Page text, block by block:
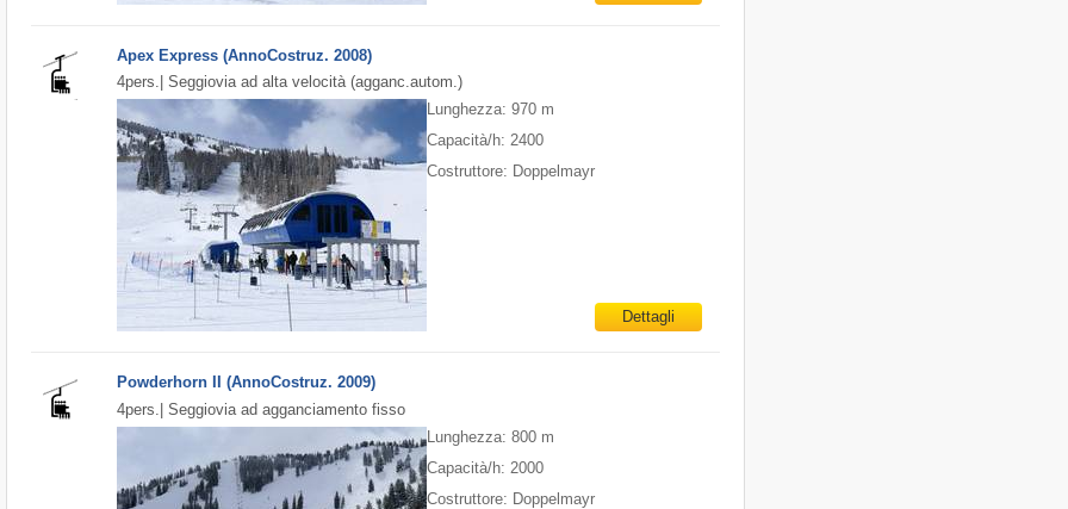
Apex Express (AnnoCostruz. 2008)
4pers.| Seggiovia ad alta velocità (agganc.autom.)
Lunghezza: 970 m
Capacità/h: 2400
Costruttore: Doppelmayr
Dettagli
Powderhorn II (AnnoCostruz. 2009)
4pers.| Seggiovia ad agganciamento fisso
Lunghezza: 800 m
Capacità/h: 2000
Costruttore: Doppelmayr